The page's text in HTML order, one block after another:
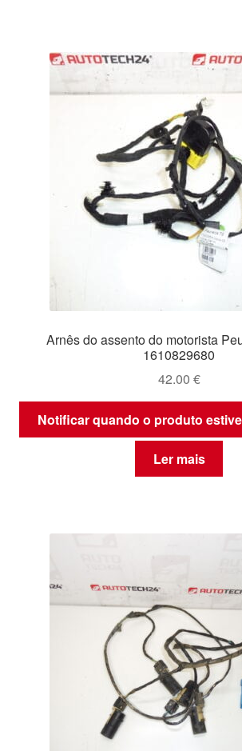
Arnês do assento do motorista
1610829680
42.00 €
Notificar quando o produto
Ler mais